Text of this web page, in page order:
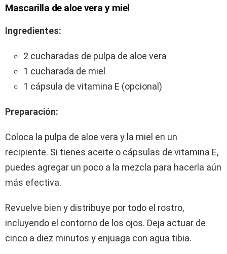
Mascarilla de aloe vera y miel
Ingredientes:
2 cucharadas de pulpa de aloe vera
1 cucharada de miel
1 cápsula de vitamina E (opcional)
Preparación:
Coloca la pulpa de aloe vera y la miel en un
recipiente. Si tienes aceite o cápsulas de vitamina E,
puedes agregar un poco a la mezcla para hacerla aún
más efectiva.
Revuelve bien y distribuye por todo el rostro,
incluyendo el contorno de los ojos. Deja actuar de
cinco a diez minutos y enjuaga con agua tibia.